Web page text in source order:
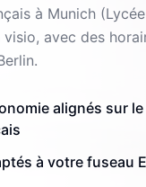
à Munich
visio, avec des
alignés sur
à votre fuseau